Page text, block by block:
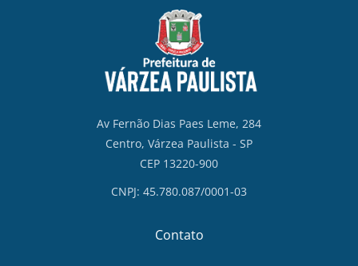
Av Fernão Dias Paes Leme, 284
Centro, Várzea Paulista - SP
CEP 13220-900
CNPJ: 45.780.087/0001-03
Contato